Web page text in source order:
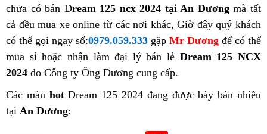
chưa có bán Dream 125 ncx 2024 tại An Dươngmà tất
cả đều mua xe online từ các nơi khác, Giờ đây quý khách
có thể gọi ngay số:0979.059.333 gặp Mr Dương để có thể
mua sỉ hoặc nhận làm đại lý bán lẻ Dream 125 NCX
2024 do Công ty Ông Dương cung cấp.
Các màu hotDream 125 2024 đang được bày bán nhiều
tại An Dương: